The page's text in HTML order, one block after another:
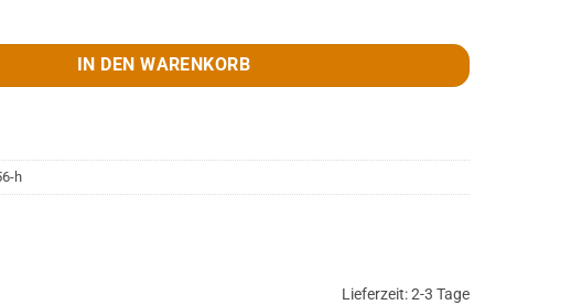
ml Menge
IN DEN WARENKORB
h
Lieferzeit:2-3 Tage